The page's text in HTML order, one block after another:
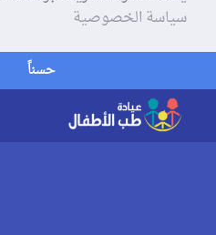
سياسة الخصوصية
حسناً